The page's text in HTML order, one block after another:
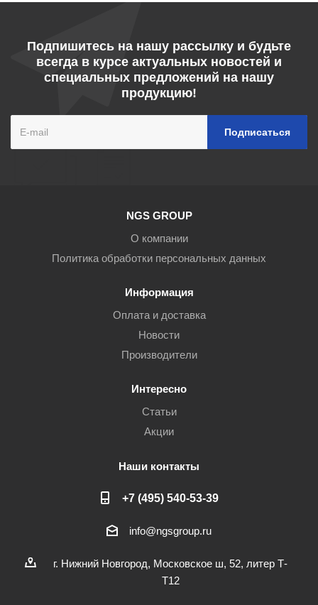
Подпишитесь на нашу рассылку и будьте
всегда в курсе актуальных новостей и
специальных предложений на нашу
продукцию!
NGS GROUP
О компании
Политика обработки персональных данных
Информация
Оплата и доставка
Новости
Производители
Интересно
Статьи
Акции
Наши контакты
+7 (495) 540-53-39
info@ngsgroup.ru
г. Нижний Новгород, Московское ш, 52, литер Т-
Т12